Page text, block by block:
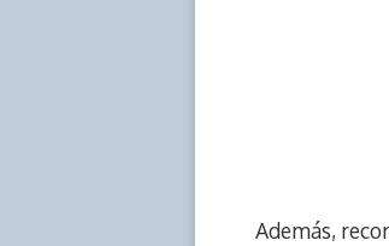
Además,